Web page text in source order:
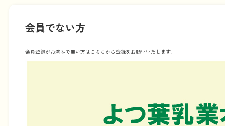
会員でない方
会員登録がお済みで無い方はこちらから登録をお願いいたします。